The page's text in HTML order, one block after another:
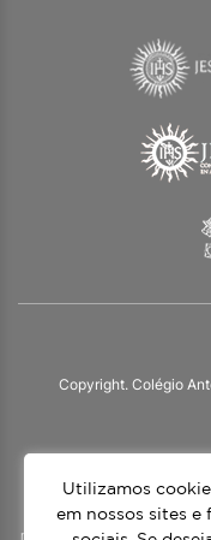
Copyright. Colégio
O Colégio Antônio Vieira
práticas impulsionadas
nossa identidade e das
Utilizamos
em nossos sites e